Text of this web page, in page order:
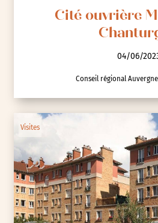
Cité ouvrière
04/06/
Conseil régional
Visites